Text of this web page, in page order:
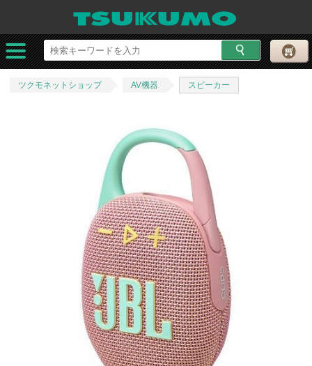
ツクモネットショップ AV機器 スピーカー